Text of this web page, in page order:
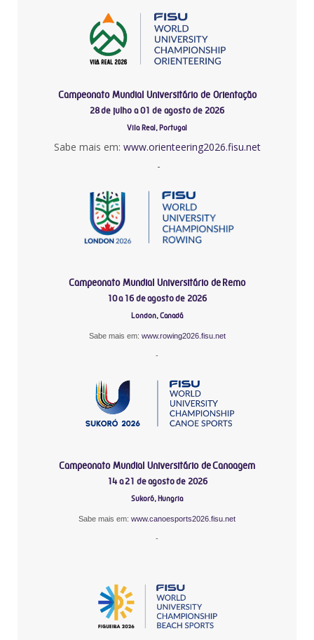
Campeonato Mundial Universitário de Orientação
28 de julho a 01 de agosto de 2026
Vila Real, Portugal
Sabe mais em: www.orienteering2026.fisu.net
-
Campeonato Mundial Universitário de Remo
10 a 16 de agosto de 2026
London, Canadá
Sabe mais em: www.rowing2026.fisu.net
-
Campeonato Mundial Universitário de Canoagem
14 a 21 de agosto de 2026
Sukoró, Hungria
Sabe mais em: www.canoesports2026.fisu.net
-